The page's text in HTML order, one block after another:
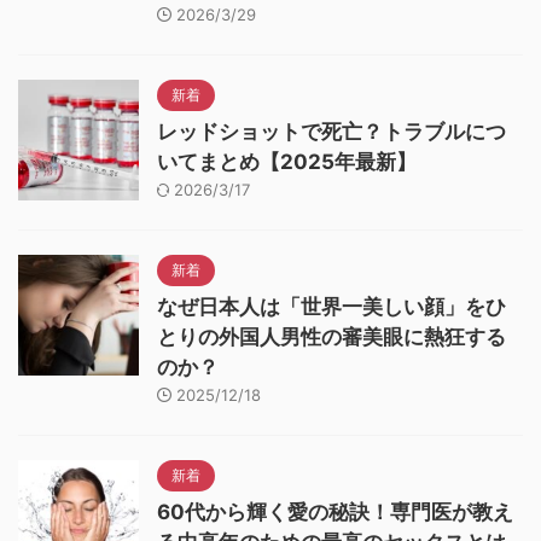
2026/3/29
新着
レッドショットで死亡？トラブルにつ
いてまとめ【2025年最新】
2026/3/17
新着
なぜ日本人は「世界一美しい顔」をひ
とりの外国人男性の審美眼に熱狂する
のか？
2025/12/18
新着
60代から輝く愛の秘訣！専門医が教え